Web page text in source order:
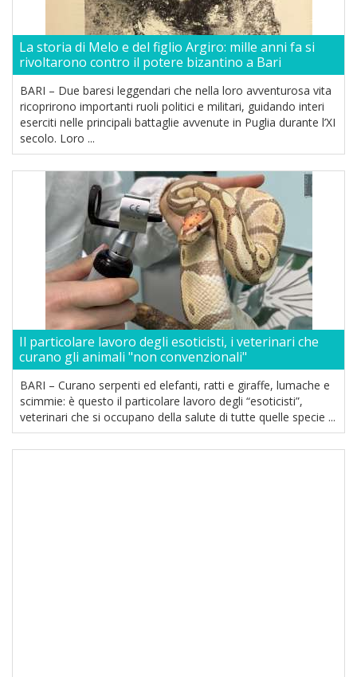
La storia di Melo e del figlio Argiro: mille anni fa si
rivoltarono contro il potere bizantino a Bari
BARI – Due baresi leggendari che nella loro avventurosa vita
ricoprirono importanti ruoli politici e militari, guidando interi
eserciti nelle principali battaglie avvenute in Puglia durante l’XI
secolo. Loro ...
Il particolare lavoro degli esoticisti, i veterinari che
curano gli animali "non convenzionali"
BARI – Curano serpenti ed elefanti, ratti e giraffe, lumache e
scimmie: è questo il particolare lavoro degli “esoticisti”,
veterinari che si occupano della salute di tutte quelle specie ...